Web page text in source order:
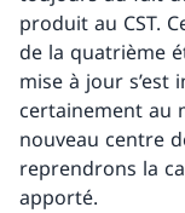
produit au CST.
de la quatrième
mise à jour s’est
certainement au
nouveau centre
reprendrons la
apporté.